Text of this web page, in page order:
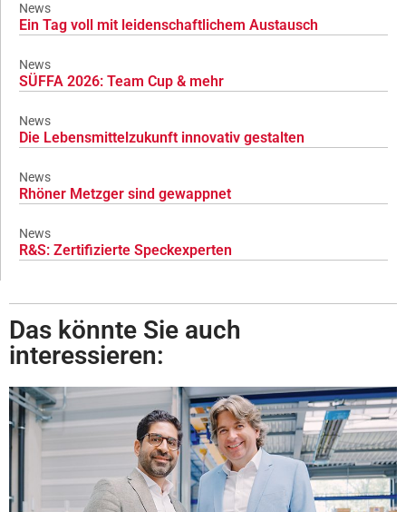
News
Ein Tag voll mit leidenschaftlichem Austausch
News
SÜFFA 2026: Team Cup & mehr
News
Die Lebensmittelzukunft innovativ gestalten
News
Rhöner Metzger sind gewappnet
News
R&S: Zertifizierte Speckexperten
Das könnte Sie auch
interessieren: